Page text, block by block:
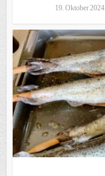
19. Oktober 2024